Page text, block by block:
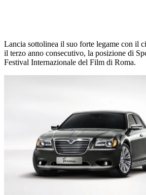
Lancia sottolinea il suo forte legame con il
il terzo anno consecutivo, la posizione di
Festival Internazionale del Film di Roma.